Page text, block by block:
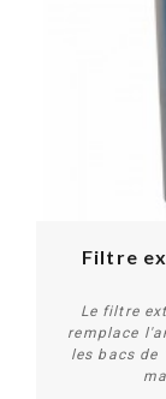
Filtre
Le filtre
remplace
les bacs de